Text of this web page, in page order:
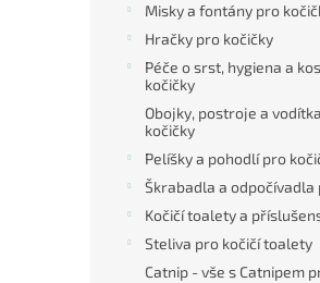
Misky a fontány pro
Hračky pro kočičky
Péče o srst, hygiena a
kočičky
Obojky, postroje a
kočičky
Pelíšky a pohodlí pro
Škrabadla a odpočívadla
Kočičí toalety a
Steliva pro kočičí toalety
Catnip - vše s Catnipem